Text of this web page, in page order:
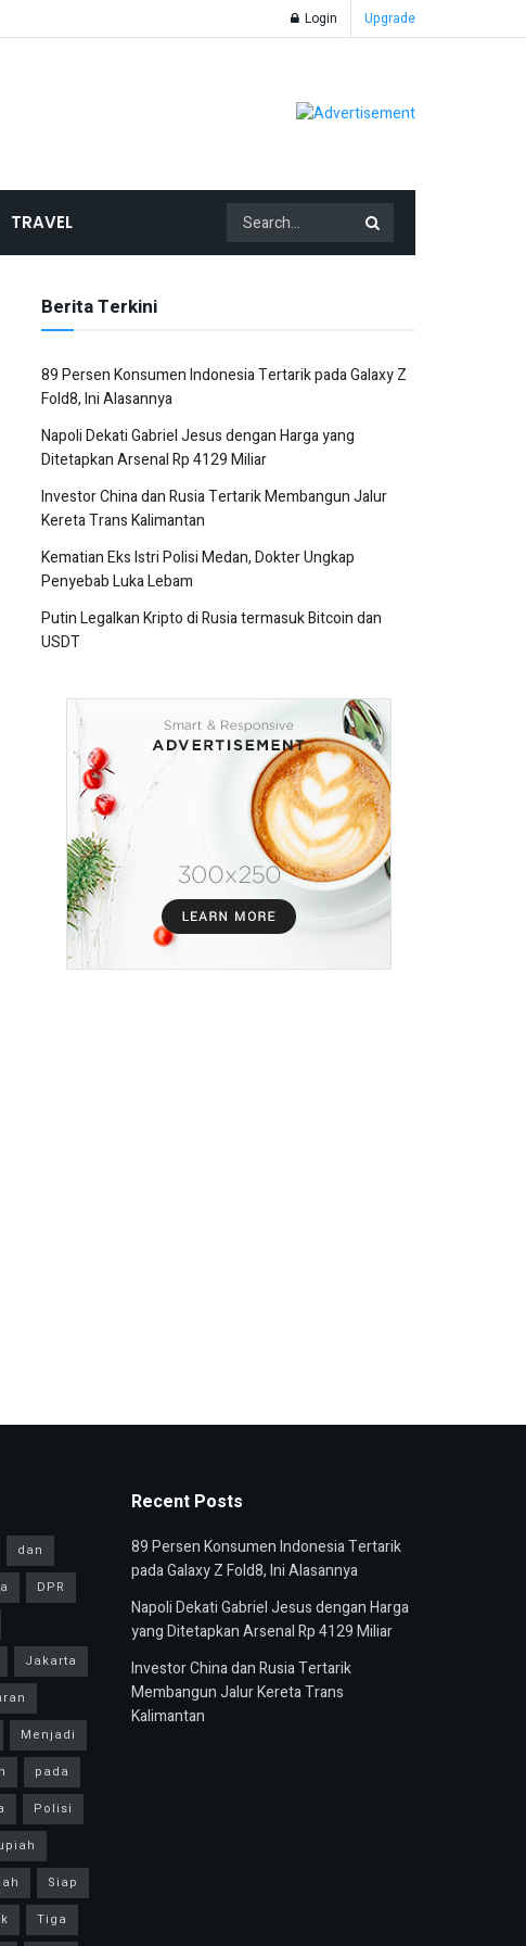
Login Upgrade
TRAVEL
Berita Terkini
89 Persen Konsumen Indonesia Tertarik pada Galaxy Z
Fold8, Ini Alasannya
Napoli Dekati Gabriel Jesus dengan Harga yang
Ditetapkan Arsenal Rp 4129 Miliar
Investor China dan Rusia Tertarik Membangun Jalur
Kereta Trans Kalimantan
Kematian Eks Istri Polisi Medan, Dokter Ungkap
Penyebab Luka Lebam
Putin Legalkan Kripto di Rusia termasuk Bitcoin dan
USDT
dan
DPR
Jakarta
Menjadi
pada
Polisi
Siap
Tiga
Recent Posts
89 Persen Konsumen Indonesia Tertarik
pada Galaxy Z Fold8, Ini Alasannya
Napoli Dekati Gabriel Jesus dengan Harga
yang Ditetapkan Arsenal Rp 4129 Miliar
Investor China dan Rusia Tertarik
Membangun Jalur Kereta Trans
Kalimantan